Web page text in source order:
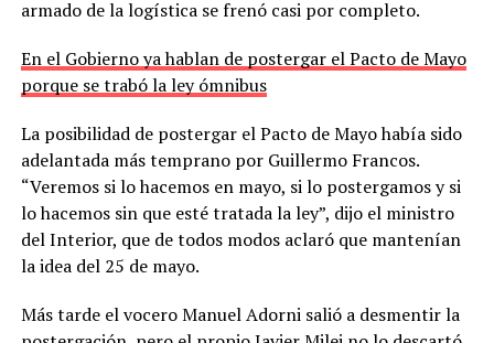
armado de la logística se frenó casi por completo.
En el Gobierno ya hablan de postergar el Pacto de Mayo
porque se trabó la ley ómnibus
La posibilidad de postergar el Pacto de Mayo había sido
adelantada más temprano por Guillermo Francos.
“Veremos si lo hacemos en mayo, si lo postergamos y si
lo hacemos sin que esté tratada la ley”, dijo el ministro
del Interior, que de todos modos aclaró que mantenían
la idea del 25 de mayo.
Más tarde el vocero Manuel Adorni salió a desmentir la